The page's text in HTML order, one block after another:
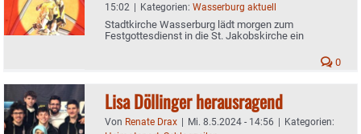
15:02 | Kategorien: Wasserburg aktuell
Stadtkirche Wasserburg lädt morgen zum
Festgottesdienst in die St. Jakobskirche ein
0
Lisa Döllinger herausragend
Von Renate Drax | Mi. 8.5.2024 - 14:56 | Kategorien: